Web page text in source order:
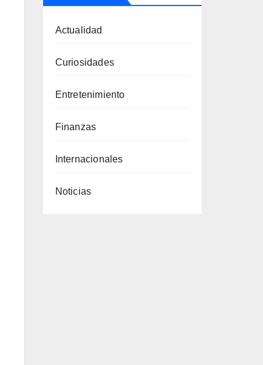
Actualidad
Curiosidades
Entretenimiento
Finanzas
Internacionales
Noticias